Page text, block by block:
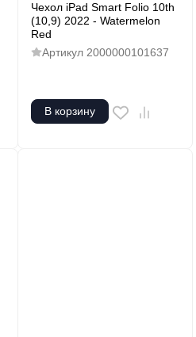
Чехол iPad Smart Folio 10th
(10,9) 2022 - Watermelon
Red
Артикул 2000000101637
В корзину